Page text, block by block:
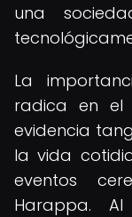
una
La
radica en el
evidencia
la vida
eventos
Harappa.